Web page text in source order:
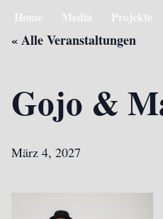
Home Media Projekte
« Alle Veranstaltungen
Gojo &
März 4, 2027